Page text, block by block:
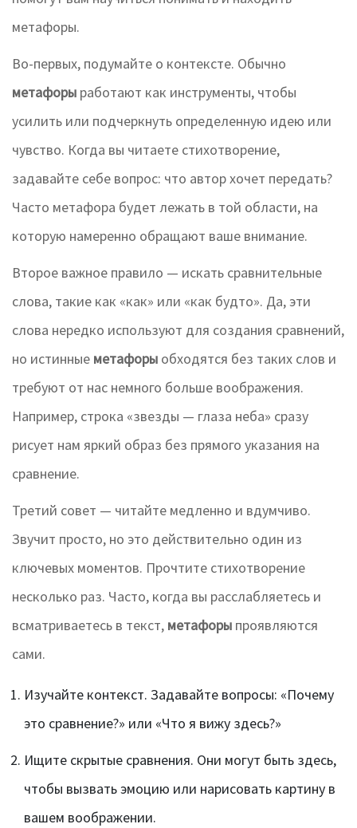
метафоры.
Во-первых, подумайте о контексте. Обычно
метафоры работают как инструменты, чтобы
усилить или подчеркнуть определенную идею или
чувство. Когда вы читаете стихотворение,
задавайте себе вопрос: что автор хочет передать?
Часто метафора будет лежать в той области, на
которую намеренно обращают ваше внимание.
Второе важное правило — искать сравнительные
слова, такие как «как» или «как будто». Да, эти
слова нередко используют для создания сравнений,
но истинные метафоры обходятся без таких слов и
требуют от нас немного больше воображения.
Например, строка «звезды — глаза неба» сразу
рисует нам яркий образ без прямого указания на
сравнение.
Третий совет — читайте медленно и вдумчиво.
Звучит просто, но это действительно один из
ключевых моментов. Прочтите стихотворение
несколько раз. Часто, когда вы расслабляетесь и
всматриваетесь в текст, метафоры проявляются
сами.
Изучайте контекст. Задавайте вопросы: «Почему
это сравнение?» или «Что я вижу здесь?»
Ищите скрытые сравнения. Они могут быть здесь,
чтобы вызвать эмоцию или нарисовать картину в
вашем воображении.